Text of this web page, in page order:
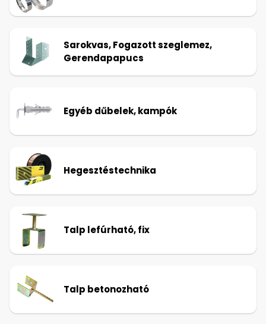
Sarokvas, Fogazott szeglemez,
Gerendapapucs
Egyéb dűbelek, kampók
Hegesztéstechnika
Talp lefúrható, fix
Talp betonozható